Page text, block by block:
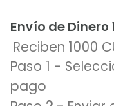
Envío de Dinero
Reciben 1000
Paso 1 -
pago